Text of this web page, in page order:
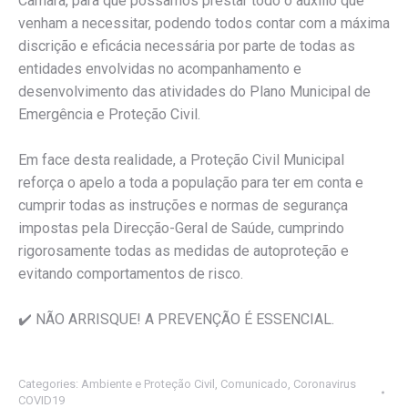
venham a necessitar, podendo todos contar com a máxima
discrição e eficácia necessária por parte de todas as
entidades envolvidas no acompanhamento e
desenvolvimento das atividades do Plano Municipal de
Emergência e Proteção Civil.
Em face desta realidade, a Proteção Civil Municipal
reforça o apelo a toda a população para ter em conta e
cumprir todas as instruções e normas de segurança
impostas pela Direcção-Geral de Saúde, cumprindo
rigorosamente todas as medidas de autoproteção e
evitando comportamentos de risco.
✔️ NÃO ARRISQUE! A PREVENÇÃO É ESSENCIAL.
Categories: Ambiente e Proteção Civil , Comunicado, Coronavirus
COVID19